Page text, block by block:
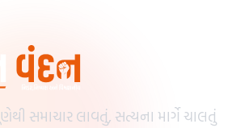
સમાચાર લાવતું, સત્યના માર્ગે ચાલતું